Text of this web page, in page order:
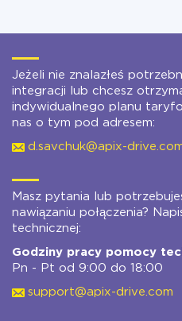
Jeżeli nie znalazłeś
integracji lub chcesz
indywidualnego planu
nas o tym pod adresem:
d.savchuk@apix-
Masz pytania lub
nawiązaniu połączenia?
technicznej:
Godziny pracy pomocy
Pn - Pt od 9:00 do 18:00
support@apix-drive.com